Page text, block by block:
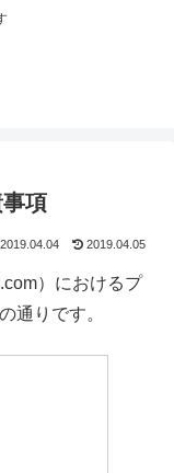
項
2019.04.04 2019.04.05
）におけるプ
通りです。